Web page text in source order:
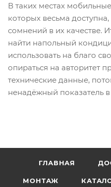
В таких местах
которых весьма
сомнений в их качестве.
найти напольный
использовать на благо
опираться на авторитет
технические данные,
ненадёжный показатель
ГЛАВНАЯ
МОНТАЖ